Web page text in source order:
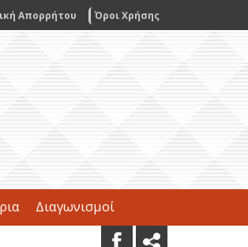
Απορρήτου Όροι Χρήσης
Διαγωνισμοί